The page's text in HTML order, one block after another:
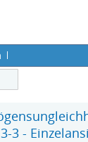
3 -